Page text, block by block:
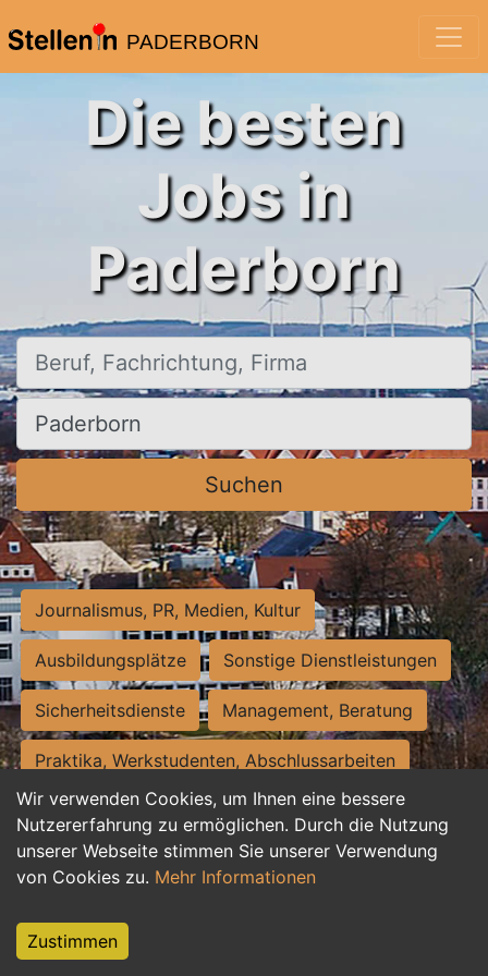
PADERBORN
Wir verwenden Cookies, um Ihnen eine bessere
Nutzererfahrung zu ermöglichen. Durch die Nutzung
unserer Webseite stimmen Sie unserer Verwendung
von Cookies zu. Mehr Informationen
Zustimmen
Die besten
Jobs in
Paderborn
Beruf, Fachrichtung, Firma
Ort, Stadt
Suchen
Journalismus, PR, Medien, Kultur
Ausbildungsplätze Sonstige Dienstleistungen
Sicherheitsdienste Management, Beratung
Praktika, Werkstudenten, Abschlussarbeiten
Personalwesen Assistenz, Sekretariat
Hilfskräfte, Aushilfs- und Nebenjobs
Weiterbildung, Studium, duale Ausbildung